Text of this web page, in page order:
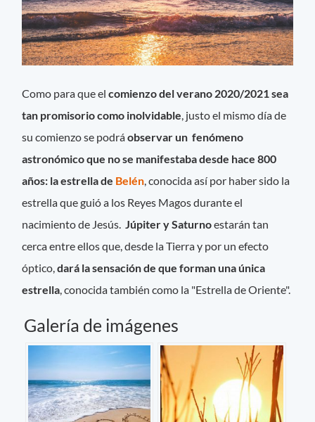
Como para que elcomienzo del verano 2020/2021 sea
tan promisorio como inolvidable , justo el mismo día de
su comienzo se podráobservar un fenómeno
astronómico que no se manifestaba desde hace 800
años: la estrella de Belén , conocida así por haber sido la
estrella que guió a los Reyes Magos durante el
nacimiento de Jesús.
Júpiter y Saturnoestarán tan
cerca entre ellos que, desde la Tierra y por un efecto
óptico,dará la sensación de que forman una única
estrella , conocida también como la "Estrella de Oriente".
Galería de imágenes